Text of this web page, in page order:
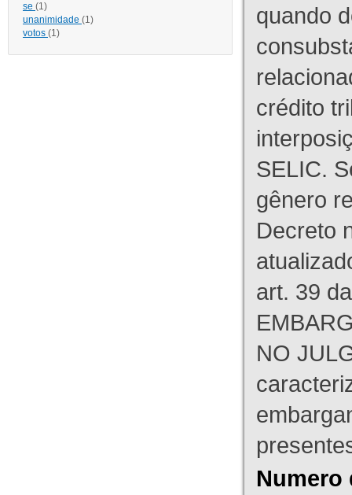
se (1)
unanimidade (1)
votos (1)
quando
crédito
SELIC.
gênero
Decreto
art. 39
NO
Numero